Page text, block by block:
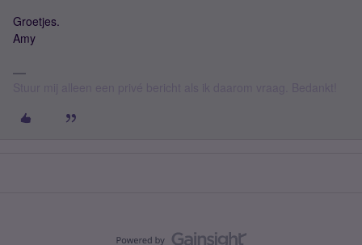
Groetjes.
Amy